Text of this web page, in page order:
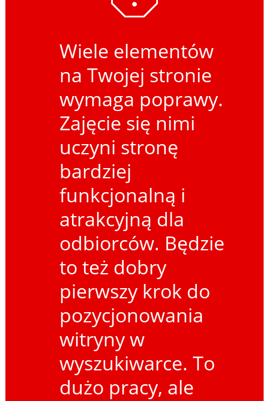
Wiele elementów
na Twojej stronie
wymaga poprawy.
Zajęcie się nimi
uczyni stronę
bardziej
funkcjonalną i
atrakcyjną dla
odbiorców. Będzie
to też dobry
pierwszy krok do
pozycjonowania
witryny w
wyszukiwarce. To
dużo pracy, ale